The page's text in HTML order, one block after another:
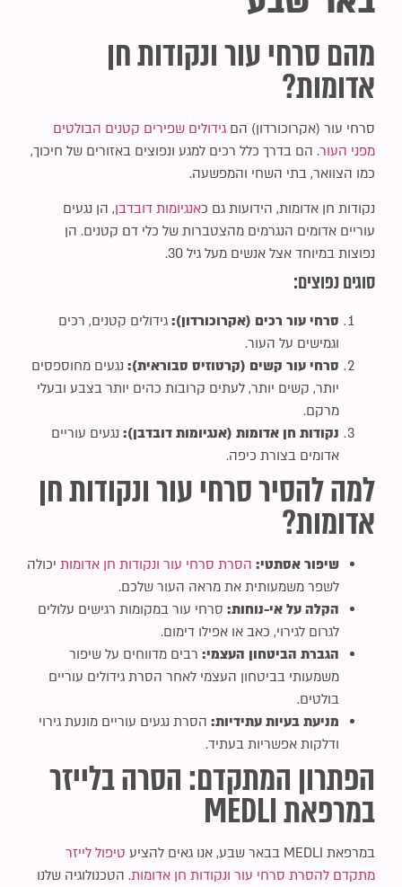
מהם סרחי עור ונקודות חן
אדומות?
סרחי עור (אקרוכורדון) הם גידולים שפירים קטנים הבולטים
מפני העור. הם בדרך כלל רכים למגע ונפוצים באזורים של חיכוך,
כמו הצוואר, בתי השחי והמפשעה.
נקודות חן אדומות, הידועות גם כאנגיומות דובדבן, הן נגעים
עוריים אדומים הנגרמים מהצטברות של כלי דם קטנים. הן
נפוצות במיוחד אצל אנשים מעל גיל 30.
סוגים נפוצים:
סרחי עור רכים (אקרוכורדון): גידולים קטנים, רכים
וגמישים על העור.
סרחי עור קשים (קרטוזיס סבוראית): נגעים מחוספסים
יותר, קשים יותר, לעתים קרובות כהים יותר בצבע ובעלי
מרקם.
נקודות חן אדומות (אנגיומות דובדבן): נגעים עוריים
אדומים בצורת כיפה.
למה להסיר סרחי עור ונקודות חן
אדומות?
שיפור אסתטי: הסרת סרחי עור ונקודות חן אדומות יכולה
לשפר משמעותית את מראה העור שלכם.
הקלה על אי-נוחות: סרחי עור במקומות רגישים עלולים
לגרום לגירוי, כאב או אפילו דימום.
הגברת הביטחון העצמי: רבים מדווחים על שיפור
משמעותי בביטחון העצמי לאחר הסרת גידולים עוריים
בולטים.
מניעת בעיות עתידיות: הסרת נגעים עוריים מונעת גירוי
ודלקות אפשריות בעתיד.
הפתרון המתקדם: הסרה בלייזר
במרפאת MEDLI
במרפאת MEDLI בבאר שבע, אנו גאים להציע
טיפול לייזר
מתקדם להסרת סרחי עור ונקודות חן אדומות. הטכנולוגיה שלנו
font_download סמן קישורים
לאפס את כל האפשרויות
cached